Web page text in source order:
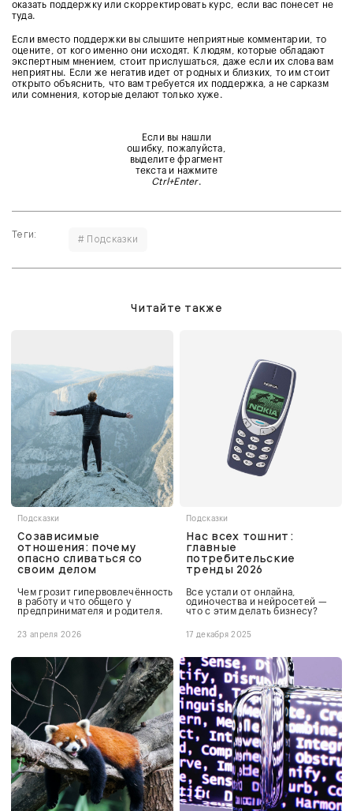
оказать поддержку или скорректировать курс, если вас понесет не
туда.
Если вместо поддержки вы слышите неприятные комментарии, то
оцените, от кого именно они исходят. К людям, которые обладают
экспертным мнением, стоит прислушаться, даже если их слова вам
неприятны. Если же негатив идет от родных и близких, то им стоит
открыто объяснить, что вам требуется их поддержка, а не сарказм
или сомнения, которые делают только хуже.
Если вы нашли
ошибку, пожалуйста,
выделите фрагмент
текста и нажмите
Ctrl+Enter.
Теги: # Подсказки
Читайте также
Подсказки
Созависимые
отношения: почему
опасно сливаться со
своим делом
Чем грозит гипервовлечённость
в работу и что общего у
предпринимателя и родителя.
23 апреля 2026
Подсказки
Нас всех тошнит:
главные
потребительские
тренды 2026
Все устали от онлайна,
одиночества и нейросетей —
что с этим делать бизнесу?
17 декабря 2025